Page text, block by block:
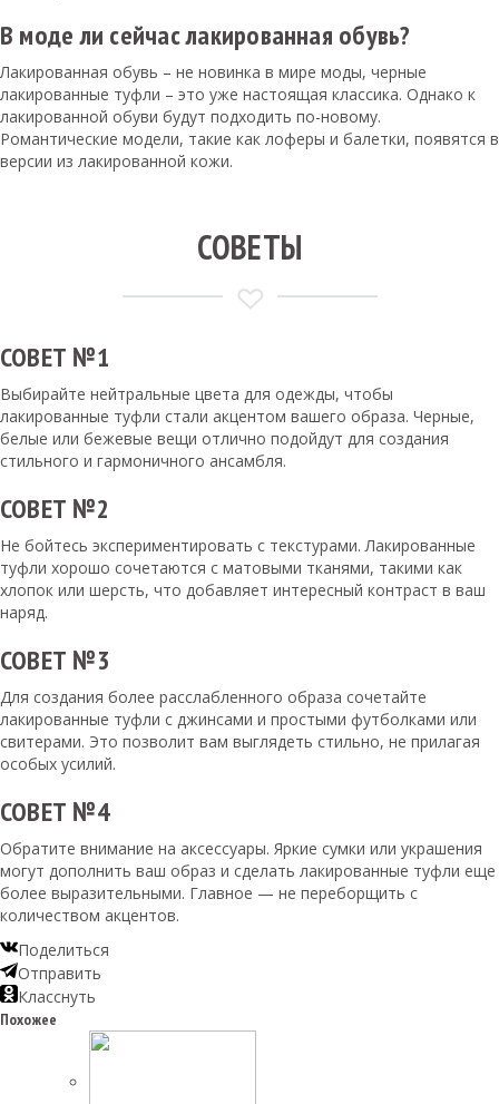
В моде ли сейчас лакированная обувь?
Лакированная обувь – не новинка в мире моды, черные
лакированные туфли – это уже настоящая классика. Однако к
лакированной обуви будут подходить по-новому.
Романтические модели, такие как лоферы и балетки, появятся в
версии из лакированной кожи.
СОВЕТЫ
СОВЕТ №1
Выбирайте нейтральные цвета для одежды, чтобы
лакированные туфли стали акцентом вашего образа. Черные,
белые или бежевые вещи отлично подойдут для создания
стильного и гармоничного ансамбля.
СОВЕТ №2
Не бойтесь экспериментировать с текстурами. Лакированные
туфли хорошо сочетаются с матовыми тканями, такими как
хлопок или шерсть, что добавляет интересный контраст в ваш
наряд.
СОВЕТ №3
Для создания более расслабленного образа сочетайте
лакированные туфли с джинсами и простыми футболками или
свитерами. Это позволит вам выглядеть стильно, не прилагая
особых усилий.
СОВЕТ №4
Обратите внимание на аксессуары. Яркие сумки или украшения
могут дополнить ваш образ и сделать лакированные туфли еще
более выразительными. Главное — не переборщить с
количеством акцентов.
Поделиться
Отправить
Класснуть
Похожее